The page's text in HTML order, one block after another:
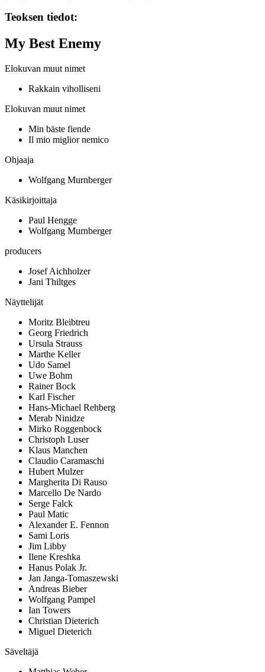
Teoksen tiedot:
My Best Enemy
Elokuvan muut nimet
Rakkain viholliseni
Elokuvan muut nimet
Min bäste fiende
Il mio miglior nemico
Ohjaaja
Wolfgang Murnberger
Käsikirjoittaja
Paul Hengge
Wolfgang Murnberger
producers
Josef Aichholzer
Jani Thiltges
Näyttelijät
Moritz Bleibtreu
Georg Friedrich
Ursula Strauss
Marthe Keller
Udo Samel
Uwe Bohm
Rainer Bock
Karl Fischer
Hans-Michael Rehberg
Merab Ninidze
Mirko Roggenbock
Christoph Luser
Klaus Manchen
Claudio Caramaschi
Hubert Mulzer
Margherita Di Rauso
Marcello De Nardo
Serge Falck
Paul Matic
Alexander E. Fennon
Sami Loris
Jim Libby
Ilene Kreshka
Hanus Polak Jr.
Jan Janga-Tomaszewski
Andreas Bieber
Wolfgang Pampel
Ian Towers
Christian Dieterich
Miguel Dieterich
Säveltäjä